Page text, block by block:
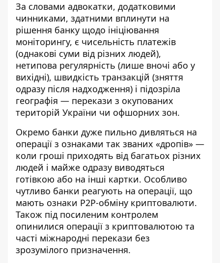
За словами адвокатки, додатковими
чинниками, здатними вплинути на
рішення банку щодо ініціювання
моніторингу, є чисельність платежів
(однакові суми від різних людей),
нетипова регулярність (лише вночі або у
вихідні), швидкість транзакцій (зняття
одразу після надходження) і підозріла
географія — перекази з окупованих
територій України чи офшорних зон.
Окремо банки дуже пильно дивляться на
операції з ознаками так званих «дропів» —
коли гроші приходять від багатьох різних
людей і майже одразу виводяться
готівкою або на інші картки. Особливо
чутливо банки реагують на операції, що
мають ознаки P2P-обміну криптовалюти.
Також під посиленим контролем
опинилися операції з криптовалютою та
часті міжнародні перекази без
зрозумілого призначення.